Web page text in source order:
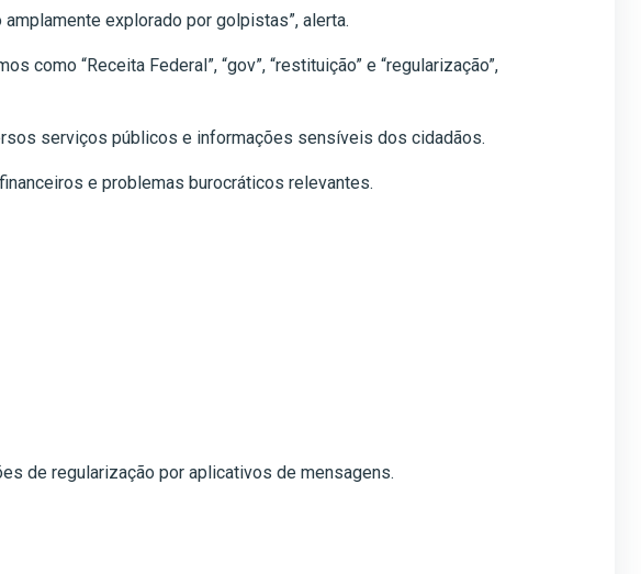
explorado por golpistas”, alerta.
“Receita Federal”, “gov”, “restituição” e “regularização”,
serviços públicos e informações sensíveis dos cidadãos.
e problemas burocráticos relevantes.
de regularização por aplicativos de mensagens.